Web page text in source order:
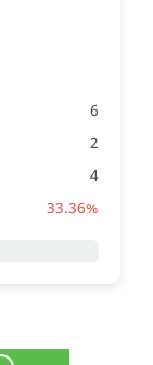
6
2
4
33.36%